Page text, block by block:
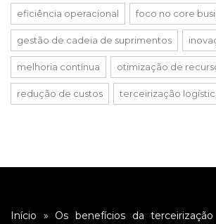
eficiência operacional foco no core
gestão de cadeia de suprimentos
melhoria contínua otimização de
redução de custos terceirização
Início » Os benefícios da